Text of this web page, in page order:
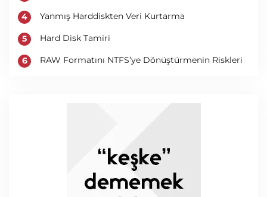
Yanmış Harddiskten Veri Kurtarma
Hard Disk Tamiri
RAW Formatını NTFS’ye Dönüştürmenin Riskleri